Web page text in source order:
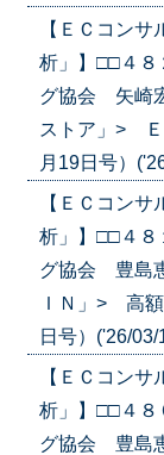
【ＥＣコン
析」】□□４
グ協会 矢崎
ストア」> Ｅ
月19日号）
【ＥＣコン
析」】□□４
グ協会 豊島
ＩＮ」> 高
日号）('26/03/
【ＥＣコン
析」】□□４
グ協会 豊島